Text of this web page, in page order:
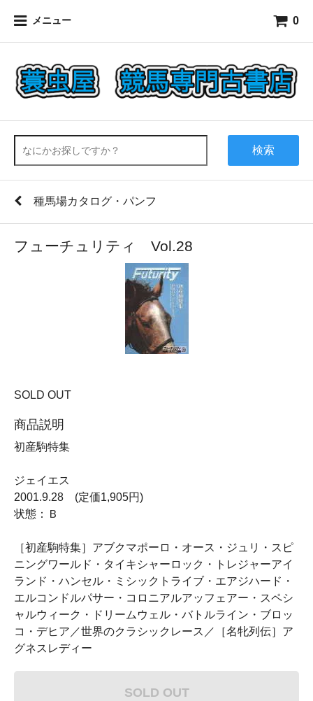
メニュー 0
検索
種馬場カタログ・パンフ
フューチュリティ Vol.28
SOLD OUT
商品説明
初産駒特集
ジェイエス
2001.9.28 (定価1,905円)
状態：Ｂ
［初産駒特集］アブクマポーロ・オース・ジュリ・スピ
ニングワールド・タイキシャーロック・トレジャーアイ
ランド・ハンセル・ミシックトライブ・エアジハード・
エルコンドルパサー・コロニアルアッフェアー・スペシ
ャルウィーク・ドリームウェル・バトルライン・ブロッ
コ・デヒア／世界のクラシックレース／［名牝列伝］ア
グネスレディー
SOLD OUT